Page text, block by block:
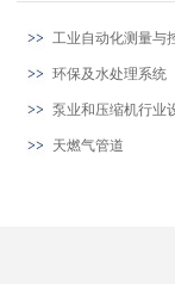
工业自动化测量与
环保及水处理系统
泵业和压缩机行业
天燃气管道